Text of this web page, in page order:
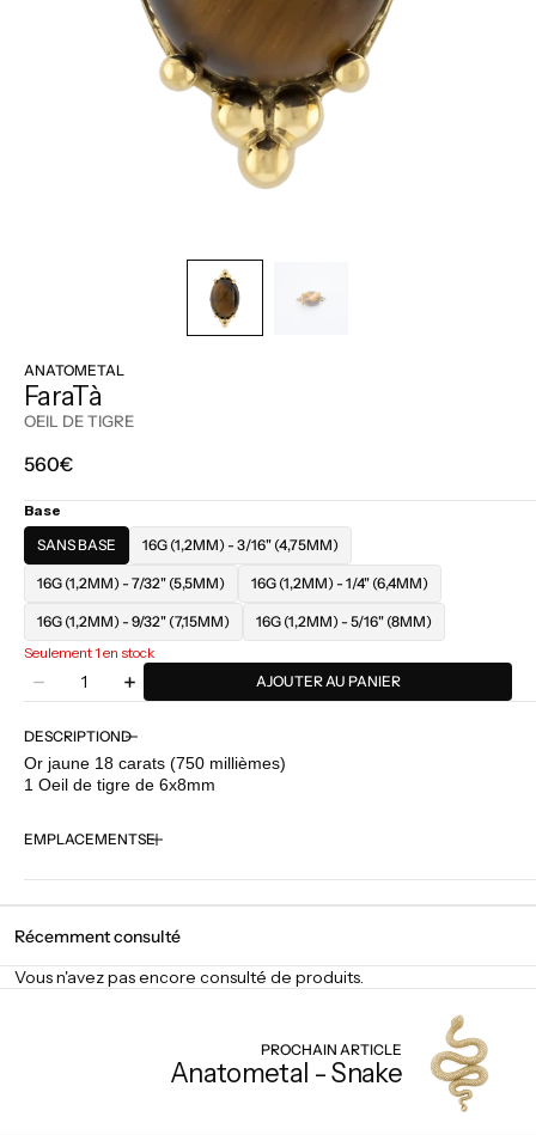
ANATOMETAL
FaraTà
OEIL DE TIGRE
Prix
560€
Base
SANS BASE
16G (1,2MM) - 3/16" (4,75MM)
16G (1,2MM) - 7/32" (5,5MM) 16G (1,2MM) - 1/4" (6,4MM)
16G (1,2MM) - 9/32" (7,15MM)
16G (1,2MM) - 5/16" (8MM)
Seulement 1 en stock
Diminuer
quantité
pour
Anatometal
-
de
tigre
Quantité
Augmenter
quantité
pour
Anatometal
-
de
tigre
AJOUTER AU PANIER
DESCRIPTION
Or jaune 18 carats (750 millièmes)
1 Oeil de tigre de 6x8mm
EMPLACEMENTS
Récemment consulté
Vous n'avez pas encore consulté de produits.
PROCHAIN ARTICLE
Anatometal - Snake